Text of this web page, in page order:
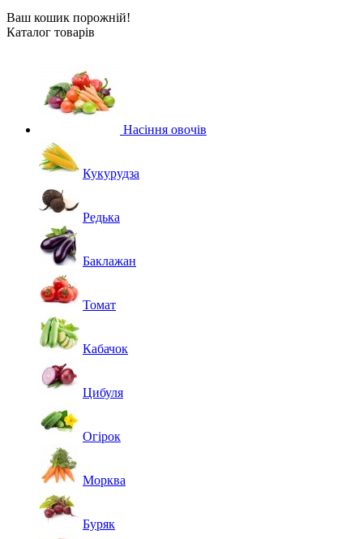
Ваш кошик порожній!
Каталог товарів
Насіння овочів
Кукурудза
Редька
Баклажан
Томат
Кабачок
Цибуля
Огірок
Морква
Буряк